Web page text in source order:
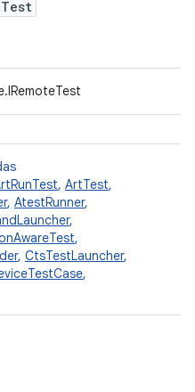
, ArtTest,
, AtestRunner,
,
,
, CtsTestLauncher,
,